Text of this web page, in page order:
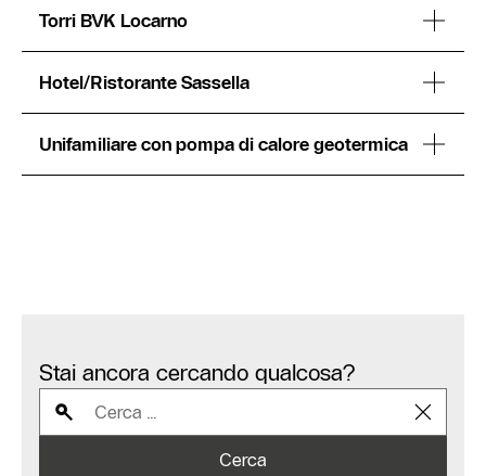
Torri BVK Locarno
Hotel/Ristorante Sassella
Unifamiliare con pompa di calore geotermica
Stai ancora cercando qualcosa?
Cerca